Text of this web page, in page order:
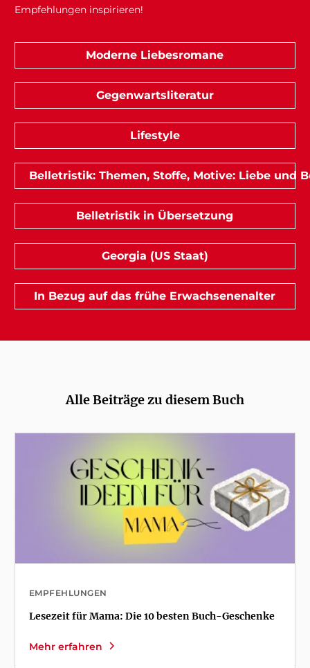
Empfehlungen inspirieren!
Moderne Liebesromane
Gegenwartsliteratur
Lifestyle
Belletristik: Themen, Stoffe, Motive: Liebe und
Belletristik in Übersetzung
Georgia (US Staat)
In Bezug auf das frühe Erwachsenenalter
Alle Beiträge zu diesem Buch
EMPFEHLUNGEN
Lesezeit für Mama: Die 10 besten Buch-Geschenke
Mehr erfahren